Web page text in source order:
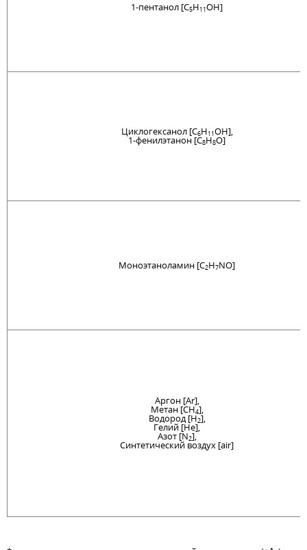
1-пентанол [C5H11OH]
Циклогексанол [C6H11OH],
1-фенилэтанон [C8H8O]
Моноэтаноламин [C2H7NO]
Аргон [Ar],
Метан [CH4],
Водород [H2],
Гелий [He],
Азот [N2],
Синтетический воздух [air]